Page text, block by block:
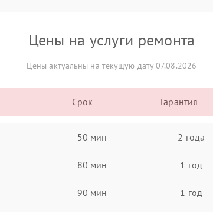
Цены на услуги ремонта
Цены актуальны на текущую дату 07.08.2026
Срок Гарантия
50 мин 2 года
80 мин 1 год
90 мин 1 год